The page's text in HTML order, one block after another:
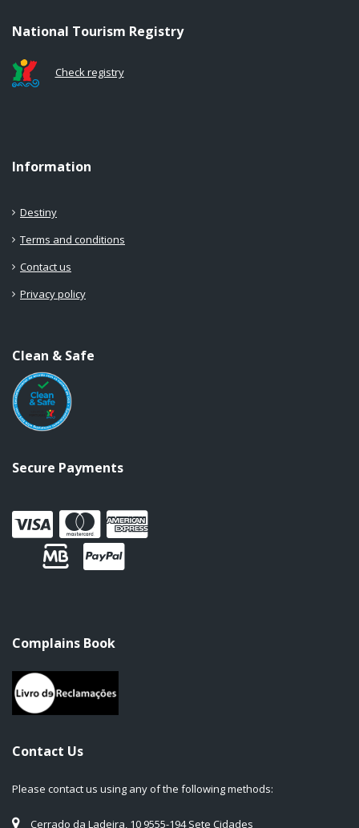
National Tourism Registry
Check registry
Information
Destiny
Terms and conditions
Contact us
Privacy policy
Clean & Safe
Secure Payments
Complains Book
Contact Us
Please contact us using any of the following methods:
Cerrado da Ladeira, 10 9555-194 Sete Cidades